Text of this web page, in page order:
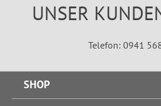
UNSER
Telefon: 0941
SHOP